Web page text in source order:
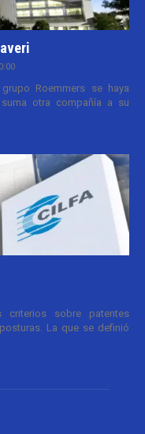
Roemmers se haya
otra compañía a su
sobre patentes
La que se definió